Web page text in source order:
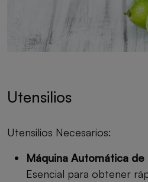
Utensilios
Utensilios Necesarios:
Máquina Automática de
Esencial para obtener